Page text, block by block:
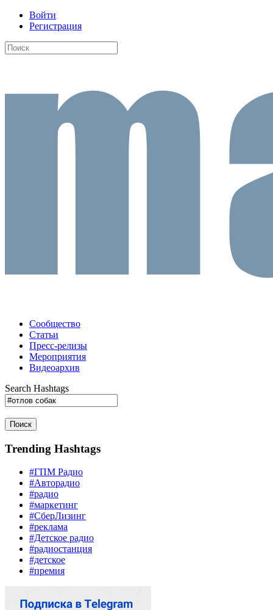
Войти
Регистрация
Сообщество
Статьи
Пресс-релизы
Мероприятия
Видеоархив
Search Hashtags
Поиск
Trending Hashtags
#ГПМ Радио
#Авторадио
#радио
#маркетинг
#СберЛизинг
#реклама
#Детское радио
#радиостанция
#детское
#премия